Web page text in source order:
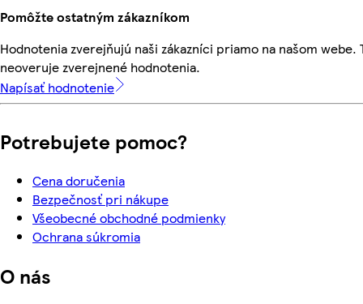
Pomôžte ostatným zákazníkom
Hodnotenia zverejňujú naši zákazníci priamo na našom webe.
neoveruje zverejnené hodnotenia.
Napísať hodnotenie
Potrebujete pomoc?
Cena doručenia
Bezpečnosť pri nákupe
Všeobecné obchodné podmienky
Ochrana súkromia
O nás